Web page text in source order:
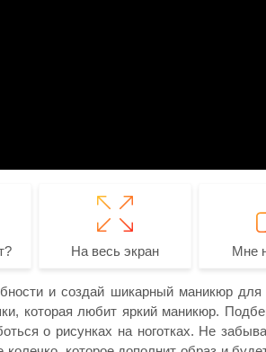
На весь экран Мне
и создай шикарный маникюр
которая любит яркий маникюр.
о рисунках на ноготках. Не